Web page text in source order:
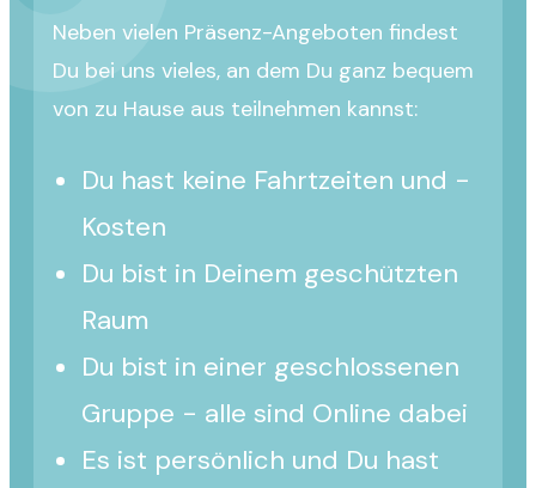
Neben vielen Präsenz-Angeboten findest
Du bei uns vieles, an dem Du ganz bequem
von zu Hause aus teilnehmen kannst:
Du hast keine Fahrtzeiten und -
Kosten
Du bist in Deinem geschützten
Raum
Du bist in einer geschlossenen
Gruppe - alle sind Online dabei
Es ist persönlich und Du hast